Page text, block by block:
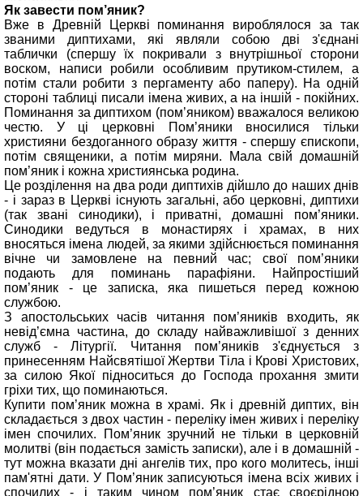
Як завести пом’яник?
Вже в Древній Церкві поминання вироблялося за так
званими диптихами, які являли собою дві з'єднані
таблички (спершу їх покривали з внутрішньої сторони
воском, написи робили особливим прутиком-стилем, а
потім стали робити з пергаменту або паперу). На одній
стороні таблиці писали імена живих, а на іншій - покійних.
Поминання за диптихом (пом’яником) вважалося великою
честю. У ці церковні Пом’яники вносилися тільки
християни бездоганного образу життя - спершу єпископи,
потім священики, а потім миряни. Мала свій домашній
пом’яник і кожна християнська родина.
Це розділення на два роди диптихів дійшло до наших днів
- і зараз в Церкві існують загальні, або церковні, диптихи
(так звані синодики), і приватні, домашні пом’яники.
Синодики ведуться в монастирях і храмах, в них
вносяться імена людей, за якими здійснюється поминання
вічне чи замовлене на певний час; свої пом’яники
подають для поминань парафіяни. Найпростіший
пом’яник - це записка, яка пишеться перед кожною
службою.
З апостольських часів читання пом’яників входить, як
невід’ємна частина, до складу найважливішої з денних
служб - Літургії. Читання пом’яників з'єднується з
принесенням Найсвятішої Жертви Тіла і Крові Христових,
за силою Якої підноситься до Господа прохання змити
гріхи тих, що поминаються.
Купити пом’яник можна в храмі. Як і древній диптих, він
складається з двох частин - переліку імен живих і переліку
імен спочилих. Пом’яник зручний не тільки в церковній
молитві (він подається замість записки), але і в домашній -
тут можна вказати дні ангелів тих, про кого молитесь, інші
пам'ятні дати. У Пом’яник записуються імена всіх живих і
спочилих - і таким чином пом’яник стає своєрідною